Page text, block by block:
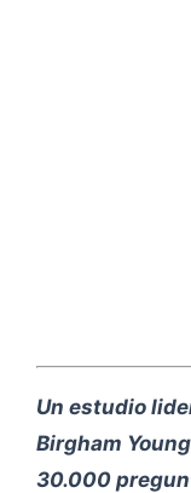
Un estudio
Birgham
30.000